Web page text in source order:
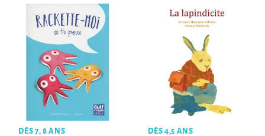
DÈS 7, 8 ANS DÈS 4,5 ANS